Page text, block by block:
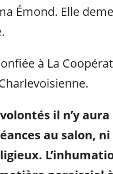
Émond. Elle
à La
il n’y aura
au salon, ni
.